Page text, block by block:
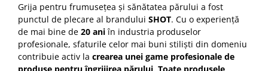
Grija pentru frumusețea și sănătatea părului a fost
punctul de plecare al brandului SHOT. Cu o experiență
de mai bine de 20 aniîn industria produselor
profesionale, sfaturile celor mai buni stiliști din domeniu
contribuie activ la crearea unei game profesionale de
produse pentru îngrijirea părului. Toate produsele